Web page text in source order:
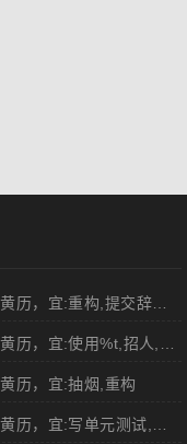
2026年8月07日 程序员老黄历，宜:重构,提交辞职申请,申请加薪
历，宜:抽烟,重构